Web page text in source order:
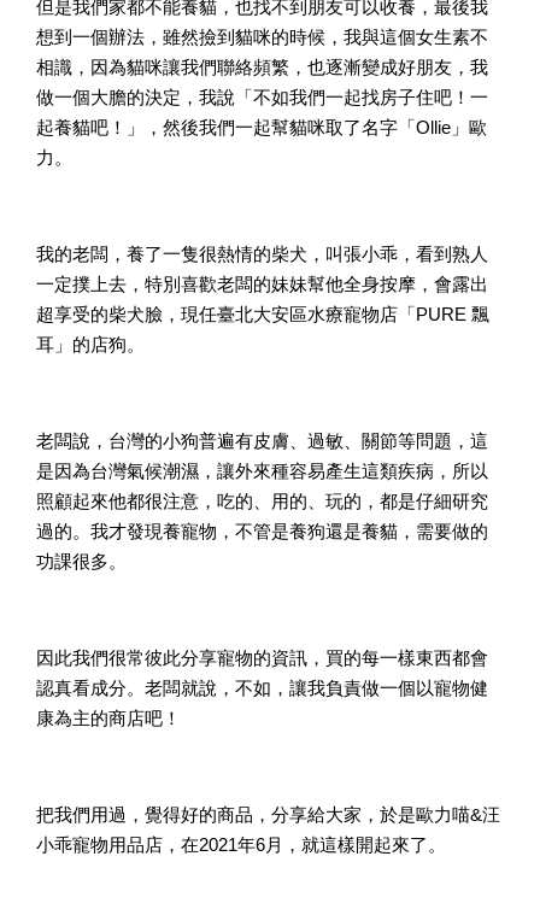
但是我們家都不能養貓，也找不到朋友可以收養，最後我
想到一個辦法，雖然撿到貓咪的時候，我與這個女生素不
相識，因為貓咪讓我們聯絡頻繁，也逐漸變成好朋友，我
做一個大膽的決定，我說「不如我們一起找房子住吧！一
起養貓吧！」，然後我們一起幫貓咪取了名字「Ollie」歐
力。
我的老闆，養了一隻很熱情的柴犬，叫張小乖，看到熟人
一定撲上去，特別喜歡老闆的妹妹幫他全身按摩，會露出
超享受的柴犬臉，現任臺北大安區水療寵物店「PURE 飄
耳」的店狗。
老闆說，台灣的小狗普遍有皮膚、過敏、關節等問題，這
是因為台灣氣候潮濕，讓外來種容易產生這類疾病，所以
照顧起來他都很注意，吃的、用的、玩的，都是仔細研究
過的。我才發現養寵物，不管是養狗還是養貓，需要做的
功課很多。
因此我們很常彼此分享寵物的資訊，買的每一樣東西都會
認真看成分。老闆就說，不如，讓我負責做一個以寵物健
康為主的商店吧！
把我們用過，覺得好的商品，分享給大家，於是歐力喵&汪
小乖寵物用品店，在2021年6月，就這樣開起來了。